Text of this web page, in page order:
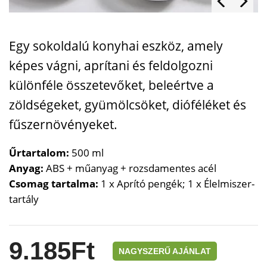
Egy sokoldalú konyhai eszköz, amely
képes vágni, aprítani és feldolgozni
különféle összetevőket, beleértve a
zöldségeket, gyümölcsöket, dióféléket és
fűszernövényeket.
Űrtartalom: 500 ml
Anyag: ABS + műanyag + rozsdamentes acél
Csomag tartalma: 1 x Aprító pengék; 1 x Élelmiszer-
tartály
9.185Ft NAGYSZERŰ AJÁNLAT